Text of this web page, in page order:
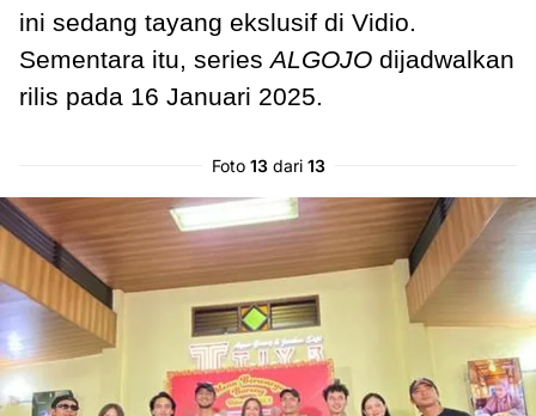
ini sedang tayang ekslusif di Vidio.
Sementara itu, seriesALGOJO dijadwalkan
rilis pada 16 Januari 2025.
Foto 13dari 13